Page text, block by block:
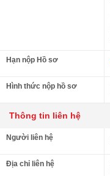
Hạn nộp Hồ sơ
Hình thức nộp hồ sơ
Thông tin liên hệ
Người liên hệ
Địa chỉ liên hệ